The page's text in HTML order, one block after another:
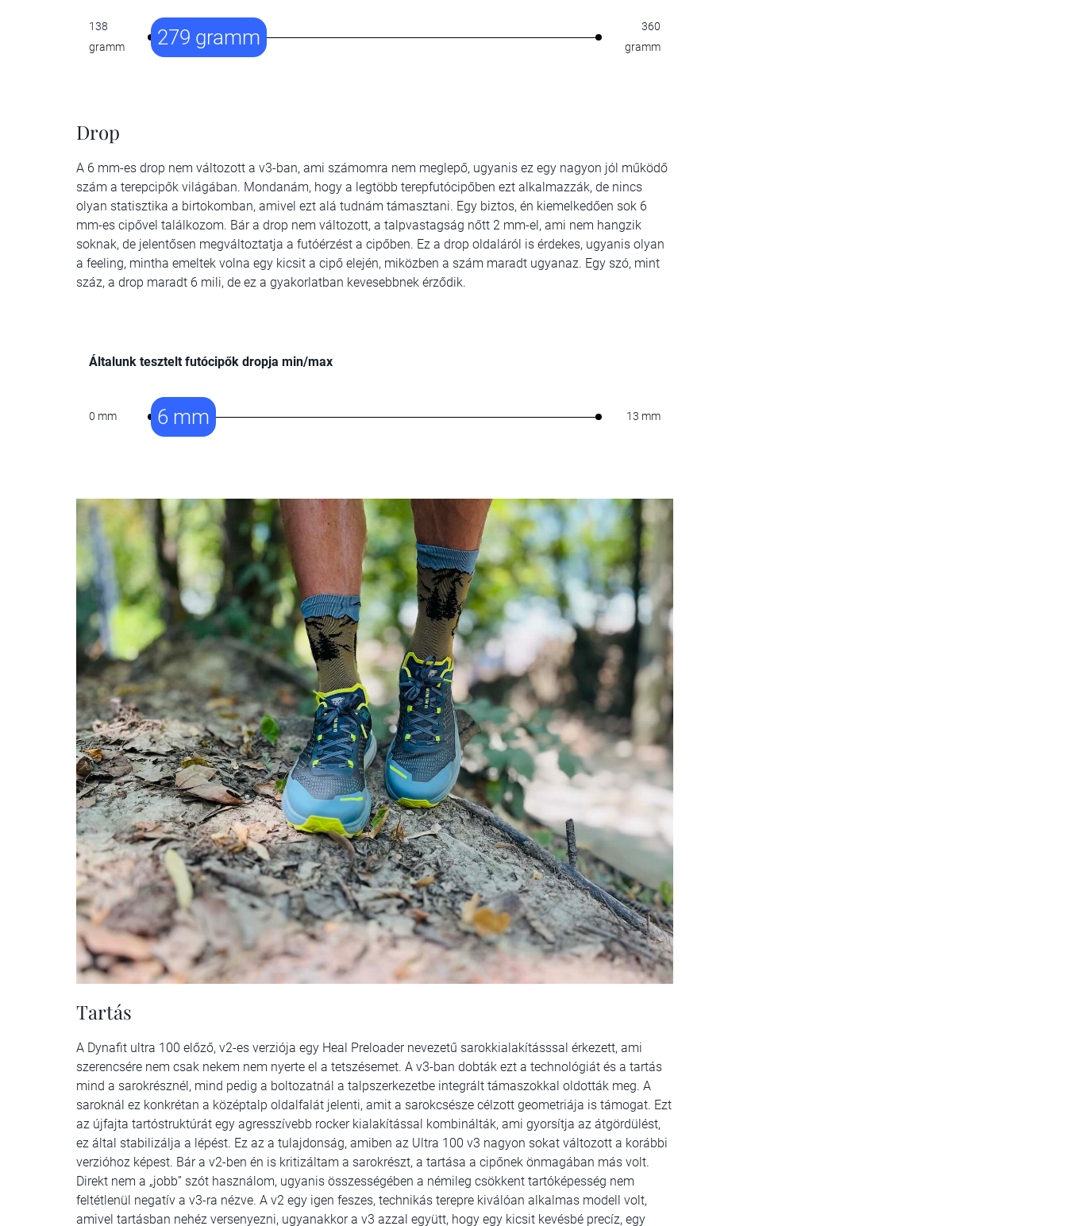
138
gramm
279 gramm
360
gramm
Drop
A 6 mm-es drop nem változott a v3-ban, ami számomra nem meglepő, ugyanis ez egy nagyon jól működő
szám a terepcipők világában. Mondanám, hogy a legtöbb terepfutócipőben ezt alkalmazzák, de nincs
olyan statisztika a birtokomban, amivel ezt alá tudnám támasztani. Egy biztos, én kiemelkedően sok 6
mm-es cipővel találkozom. Bár a drop nem változott, a talpvastagság nőtt 2 mm-el, ami nem hangzik
soknak, de jelentősen megváltoztatja a futóérzést a cipőben. Ez a drop oldaláról is érdekes, ugyanis olyan
a feeling, mintha emeltek volna egy kicsit a cipő elején, miközben a szám maradt ugyanaz. Egy szó, mint
száz, a drop maradt 6 mili, de ez a gyakorlatban kevesebbnek érződik.
Általunk tesztelt futócipők dropja min/max
0 mm 6 mm 13 mm
Tartás
A Dynafit ultra 100 előző, v2-es verziója egy Heal Preloader nevezetű sarokkialakításssal érkezett, ami
szerencsére nem csak nekem nem nyerte el a tetszésemet. A v3-ban dobták ezt a technológiát és a tartás
mind a sarokrésznél, mind pedig a boltozatnál a talpszerkezetbe integrált támaszokkal oldották meg. A
saroknál ez konkrétan a középtalp oldalfalát jelenti, amit a sarokcsésze célzott geometriája is támogat. Ezt
az újfajta tartóstruktúrát egy agresszívebb rocker kialakítással kombinálták, ami gyorsítja az átgördülést,
ez által stabilizálja a lépést. Ez az a tulajdonság, amiben az Ultra 100 v3 nagyon sokat változott a korábbi
verzióhoz képest. Bár a v2-ben én is kritizáltam a sarokrészt, a tartása a cipőnek önmagában más volt.
Direkt nem a „jobb” szót használom, ugyanis összességében a némileg csökkent tartóképesség nem
feltétlenül negatív a v3-ra nézve. A v2 egy igen feszes, technikás terepre kiválóan alkalmas modell volt,
amivel tartásban nehéz versenyezni, ugyanakkor a v3 azzal együtt, hogy egy kicsit kevésbé precíz, egy